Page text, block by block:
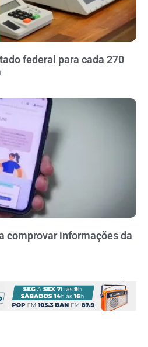
federal para cada 270
comprovar informações da